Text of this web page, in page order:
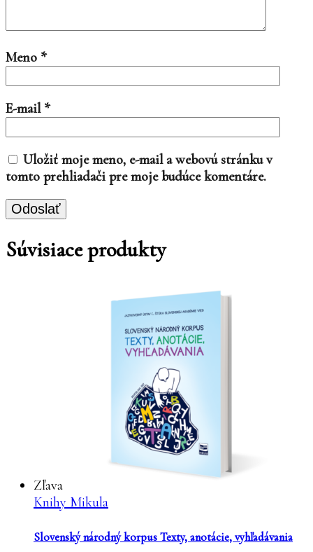
Meno *
E-mail *
Uložiť moje meno, e-mail a webovú stránku v
tomto prehliadači pre moje budúce komentáre.
Súvisiace produkty
Zľava
Knihy Mikula
Slovenský národný korpus Texty, anotácie, vyhľadávania